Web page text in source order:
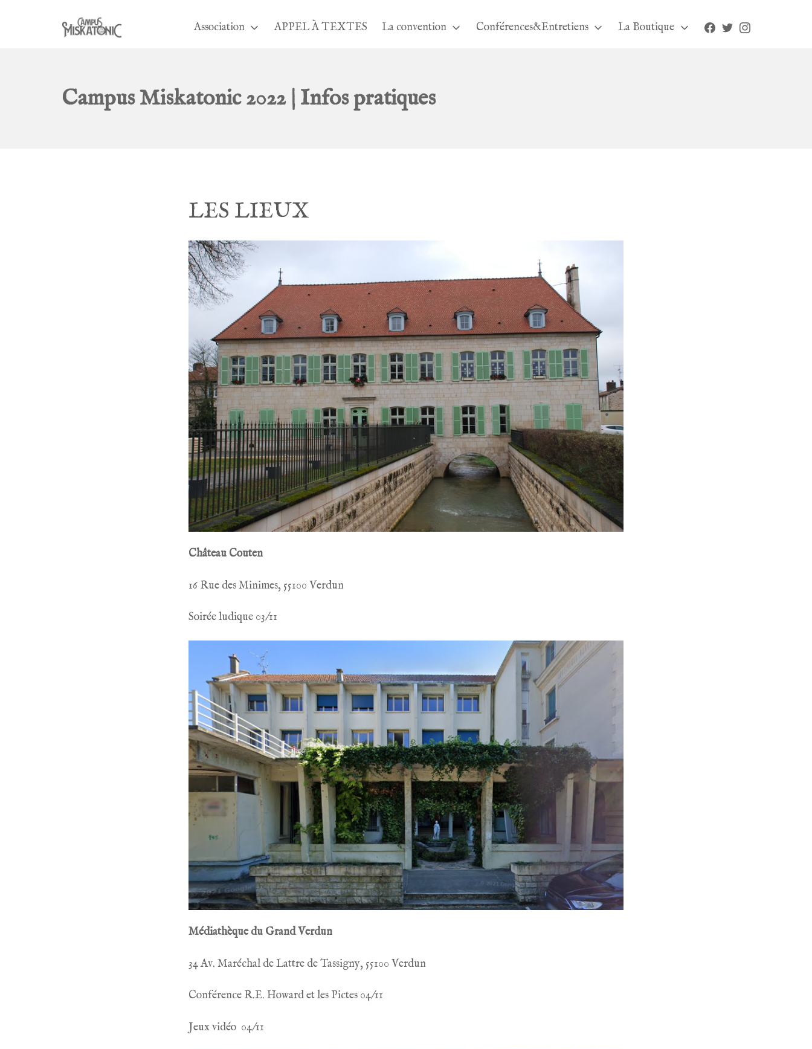
Campus Miskatonic
Association APPEL À TEXTES La convention Conférences&Entretiens La Boutique Facebook
TwitterInstagram
Campus Miskatonic 2022 | Infos pratiques
LES LIEUX
Château Couten
16 Rue des Minimes, 55100 Verdun
Soirée ludique 03/11
Médiathèque du Grand Verdun
34 Av. Maréchal de Lattre de Tassigny, 55100 Verdun
Conférence R.E. Howard et les Pictes 04/11
Jeux vidéo 04/11